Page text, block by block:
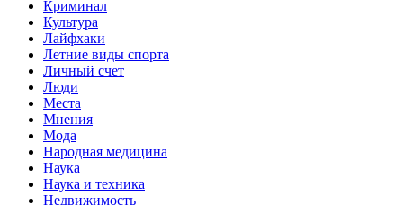
Криминал
Культура
Лайфхаки
Летние виды спорта
Личный счет
Люди
Места
Мнения
Мода
Народная медицина
Наука
Наука и техника
Недвижимость